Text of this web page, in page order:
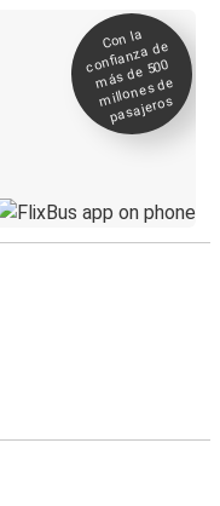
Con la
confianza de
más de 500
millones de
pasajeros